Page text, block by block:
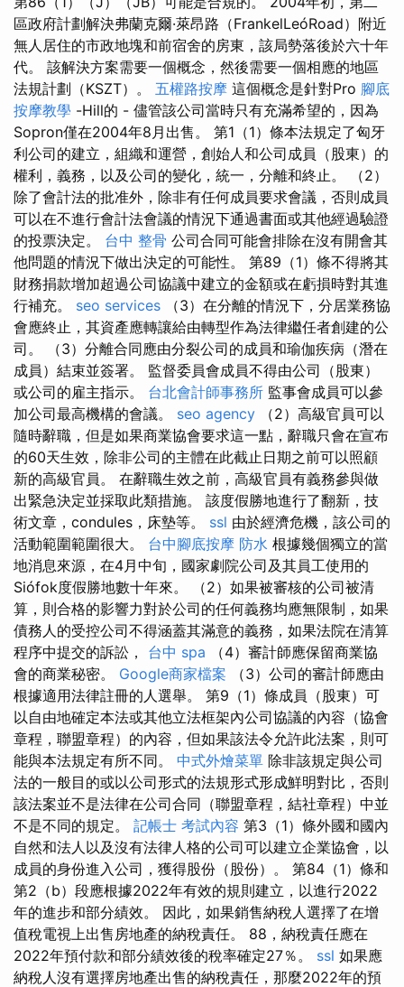
區政府計劃解決弗蘭克爾·萊昂路（FrankelLeóRoad）附近
無人居住的市政地塊和前宿舍的房東，該局勢落後於六十年
代。 該解決方案需要一個概念，然後需要一個相應的地區
法規計劃（KSZT）。 五權路按摩 這個概念是針對Pro 腳底
按摩教學 -Hill的 - 儘管該公司當時只有充滿希望的，因為
Sopron僅在2004年8月出售。 第1（1）條本法規定了匈牙
利公司的建立，組織和運營，創始人和公司成員（股東）的
權利，義務，以及公司的變化，統一，分離和終止。 （2）
除了會計法的批准外，除非有任何成員要求會議，否則成員
可以在不進行會計法會議的情況下通過書面或其他經過驗證
的投票決定。 台中 整骨 公司合同可能會排除在沒有開會其
他問題的情況下做出決定的可能性。 第89（1）條不得將其
財務捐款增加超過公司協議中建立的金額或在虧損時對其進
行補充。 seo services （3）在分離的情況下，分居業務協
會應終止，其資產應轉讓給由轉型作為法律繼任者創建的公
司。 （3）分離合同應由分裂公司的成員和瑜伽疾病（潛在
成員）結束並簽署。 監督委員會成員不得由公司（股東）
或公司的雇主指示。 台北會計師事務所 監事會成員可以參
加公司最高機構的會議。 seo agency （2）高級官員可以
隨時辭職，但是如果商業協會要求這一點，辭職只會在宣布
的60天生效，除非公司的主體在此截止日期之前可以照顧
新的高級官員。 在辭職生效之前，高級官員有義務參與做
出緊急決定並採取此類措施。 該度假勝地進行了翻新，技
術文章，condules，床墊等。 ssl 由於經濟危機，該公司的
活動範圍範圍很大。 台中腳底按摩 防水 根據幾個獨立的當
地消息來源，在4月中旬，國家劇院公司及其員工使用的
Siófok度假勝地數十年來。 （2）如果被審核的公司被清
算，則合格的影響力對於公司的任何義務均應無限制，如果
債務人的受控公司不得涵蓋其滿意的義務，如果法院在清算
程序中提交的訴訟， 台中 spa （4）審計師應保留商業協
會的商業秘密。 Google商家檔案 （3）公司的審計師應由
根據適用法律註冊的人選舉。 第9（1）條成員（股東）可
以自由地確定本法或其他立法框架內公司協議的內容（協會
章程，聯盟章程）的內容，但如果該法令允許此法案，則可
能與本法規定有所不同。 中式外燴菜單 除非該規定與公司
法的一般目的或以公司形式的法規形式形成鮮明對比，否則
該法案並不是法律在公司合同（聯盟章程，結社章程）中並
不是不同的規定。 記帳士 考試內容 第3（1）條外國和國內
自然和法人以及沒有法律人格的公司可以建立企業協會，以
成員的身份進入公司，獲得股份（股份）。 第84（1）條和
第2（b）段應根據2022年有效的規則建立，以進行2022
年的進步和部分績效。 因此，如果銷售納稅人選擇了在增
值稅電視上出售房地產的納稅責任。 88，納稅責任應在
2022年預付款和部分績效後的稅率確定27％。 ssl 如果應
納稅人沒有選擇房地產出售的納稅責任，那麼2022年的預